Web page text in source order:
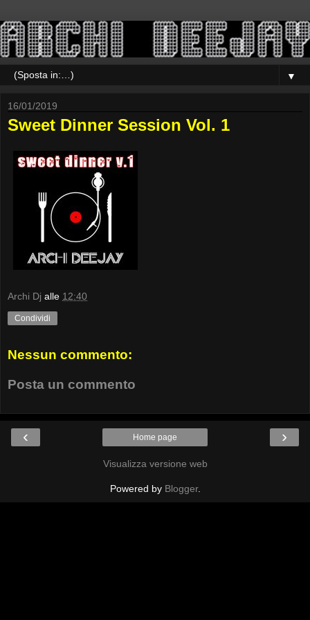
▼
16/01/2019
Sweet Dinner Session Vol. 1
Archi Dj alle 12:40
Condividi
Nessun commento:
Posta un commento
‹ ›
Home page
Visualizza versione web
Powered by Blogger.